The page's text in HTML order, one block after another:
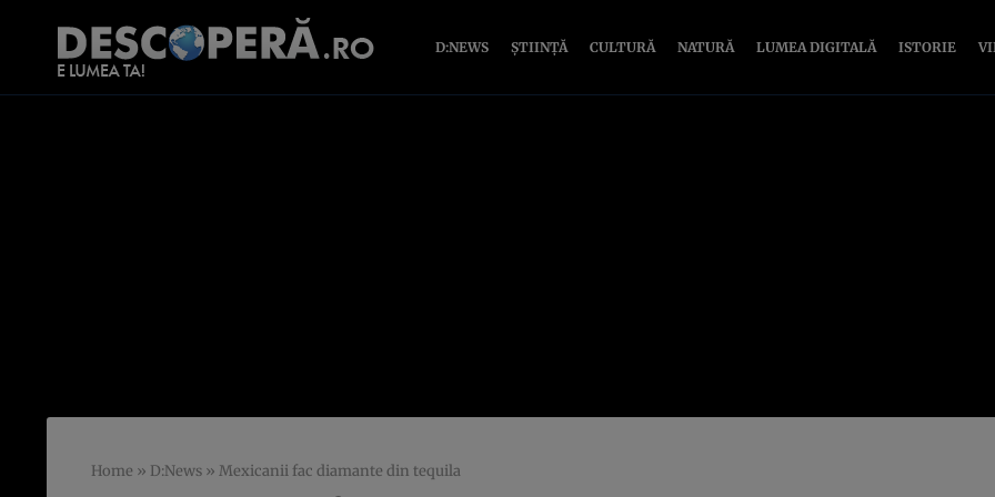
D:NEWS ȘTIINȚĂ CULTURĂ NATURĂ LUMEA DIGITALĂ ISTORIE
Home » D:News » Mexicanii fac diamante din tequila